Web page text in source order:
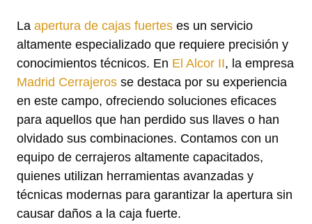
La apertura de cajas fuertes es un servicio
altamente especializado que requiere precisión y
conocimientos técnicos. En El Alcor II, la empresa
Madrid Cerrajeros se destaca por su experiencia
en este campo, ofreciendo soluciones eficaces
para aquellos que han perdido sus llaves o han
olvidado sus combinaciones. Contamos con un
equipo de cerrajeros altamente capacitados,
quienes utilizan herramientas avanzadas y
técnicas modernas para garantizar la apertura sin
causar daños a la caja fuerte.